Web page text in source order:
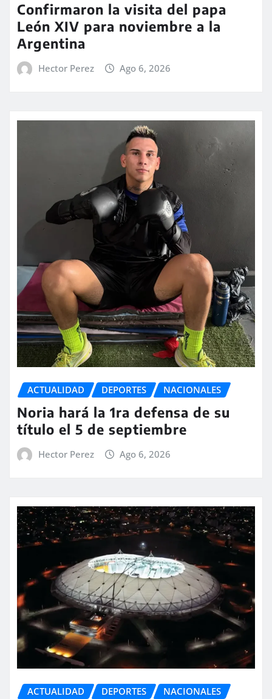
Confirmaron la visita del papa
León XIV para noviembre a la
Argentina
Hector Perez Ago 6, 2026
ACTUALIDAD DEPORTES NACIONALES
Noria hará la 1ra defensa de su
título el 5 de septiembre
Hector Perez Ago 6, 2026
ACTUALIDAD DEPORTES NACIONALES